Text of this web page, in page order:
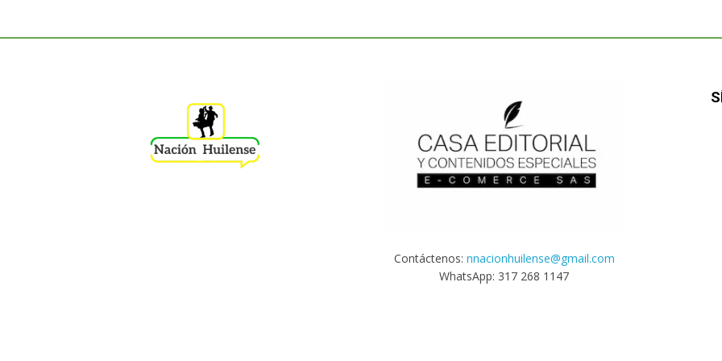
Contáctenos: nnacionhuilense@gmail.com
WhatsApp: 317 268 1147